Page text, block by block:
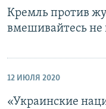
Кремль против
вмешивайтесь не
12 ИЮЛЯ 2020
«Украинские